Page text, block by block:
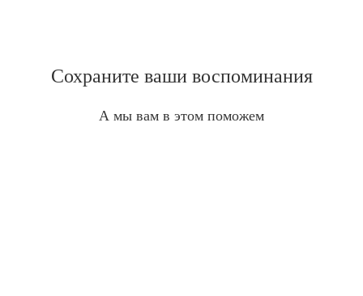
Сохраните ваши воспоминания
А мы вам в этом поможем